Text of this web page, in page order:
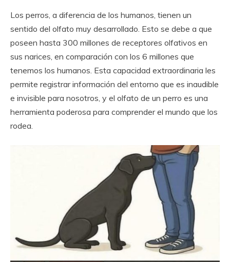
Los perros, a diferencia de los humanos, tienen un
sentido del olfato muy desarrollado. Esto se debe a que
poseen hasta 300 millones de receptores olfativos en
sus narices, en comparación con los 6 millones que
tenemos los humanos. Esta capacidad extraordinaria les
permite registrar información del entorno que es inaudible
e invisible para nosotros, y el olfato de un perro es una
herramienta poderosa para comprender el mundo que los
rodea.